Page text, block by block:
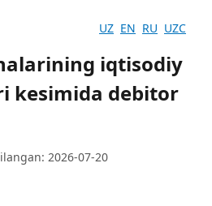
UZ EN RU UZC
iqtisodiy
kesimida debitor
2026-07-20